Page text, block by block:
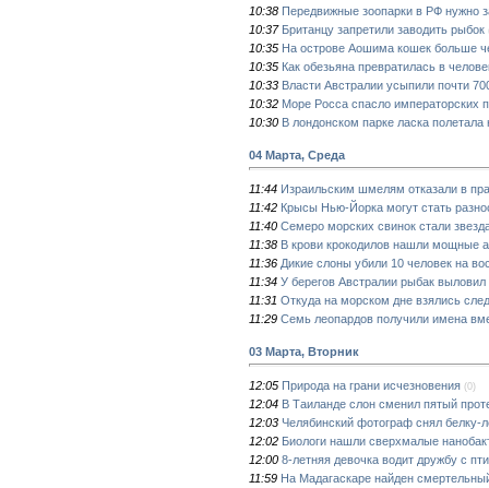
10:38 Передвижные зоопарки в РФ нужно
10:37 Британцу запретили заводить рыбок
10:35 На острове Аошима кошек больше
10:35 Как обезьяна превратилась в
10:33 Власти Австралии усыпили почти
10:32 Море Росса спасло императорских
10:30 В лондонском парке ласка полетала
04 Марта, Среда
11:44 Израильским шмелям отказали в
11:42 Крысы Нью-Йорка могут стать
11:40 Семеро морских свинок стали
11:38 В крови крокодилов нашли мощные
11:36 Дикие слоны убили 10 человек на
11:34 У берегов Австралии рыбак
11:31 Откуда на морском дне взялись
11:29 Семь леопардов получили имена
03 Марта, Вторник
12:05 Природа на грани исчезновения (0)
12:04 В Таиланде слон сменил пятый
12:03 Челябинский фотограф снял белку-
12:02 Биологи нашли сверхмалые
12:00 8-летняя девочка водит дружбу с
11:59 На Мадагаскаре найден